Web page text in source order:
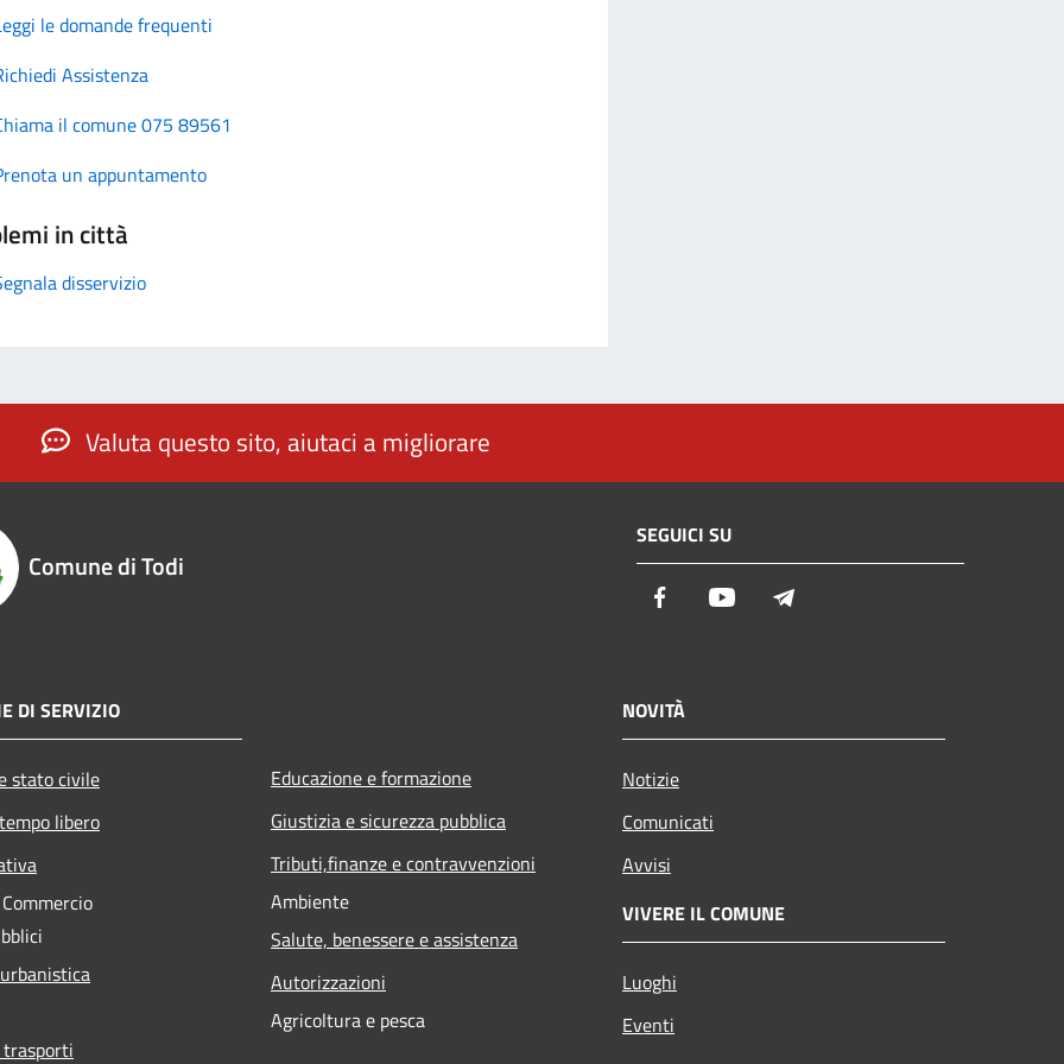
le domande frequenti
Assistenza
il comune 075 89561
un appuntamento
in città
disservizio
Valuta questo sito, aiutaci a migliorare
Comune di Todi
SEGUICI SU
Facebook Youtube
DI SERVIZIO
stato civile
libero
Educazione e formazione
Giustizia e sicurezza pubblica
Tributi,finanze e contravvenzioni
Ambiente
Salute, benessere e assistenza
Autorizzazioni
Agricoltura e pesca
NOVITÀ
Notizie
Comunicati
Avvisi
VIVERE IL COMUNE
Luoghi
Eventi